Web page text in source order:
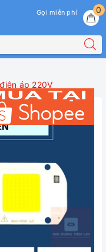
0
Gọi miễn phí
áp 220V